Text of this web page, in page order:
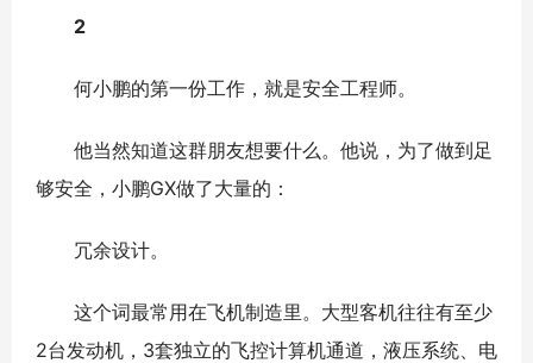
2
何小鹏的第一份工作，就是安全工程师。
他当然知道这群朋友想要什么。他说，为了做到足
够安全，小鹏GX做了大量的：
冗余设计。
这个词最常用在飞机制造里。大型客机往往有至少
2台发动机，3套独立的飞控计算机通道，液压系统、电